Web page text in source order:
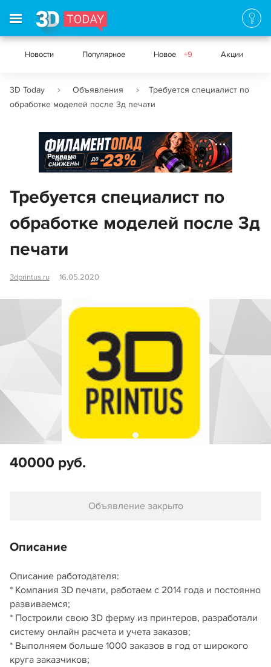
Новости Популярное Новое +9 Акции
3D Today Объявления
Требуется специалист по
обработке моделей после 3д печати
Реклама
Требуется специалист по
обработке моделей после 3д
печати
3dprintus.ru 16.05.2020
40000 руб.
Объявление закрыто
Описание
Описание работодателя:
* Компания 3D печати, работаем с 2014 года и постоянно
развиваемся;
* Построили свою 3D ферму из принтеров, разработали
систему онлайн расчета и учета заказов;
* Выполняем больше 1000 заказов в год от широкого
круга заказчиков;